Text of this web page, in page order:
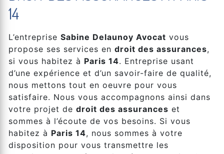
14
L’entreprise Sabine Delaunoy Avocat vous
propose ses services en droit des assurances,
si vous habitez à Paris 14. Entreprise usant
d’une expérience et d’un savoir-faire de qualité,
nous mettons tout en oeuvre pour vous
satisfaire. Nous vous accompagnons ainsi dans
votre projet de droit des assurances et
sommes à l’écoute de vos besoins. Si vous
habitez à Paris 14, nous sommes à votre
disposition pour vous transmettre les